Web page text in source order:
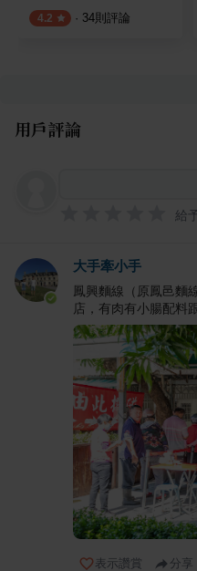
4.2 · 34則評論
用戶評論
給
大手牽小手
鳳興麵線（原鳳邑麵
店，有肉有小腸配料
表示讚賞 分享